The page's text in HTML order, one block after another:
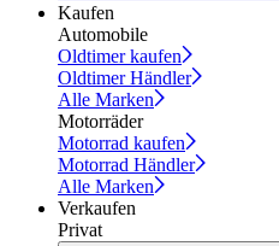
Kaufen
Automobile
Oldtimer kaufen
Oldtimer Händler
Alle Marken
Motorräder
Motorrad kaufen
Motorrad Händler
Alle Marken
Verkaufen
Privat